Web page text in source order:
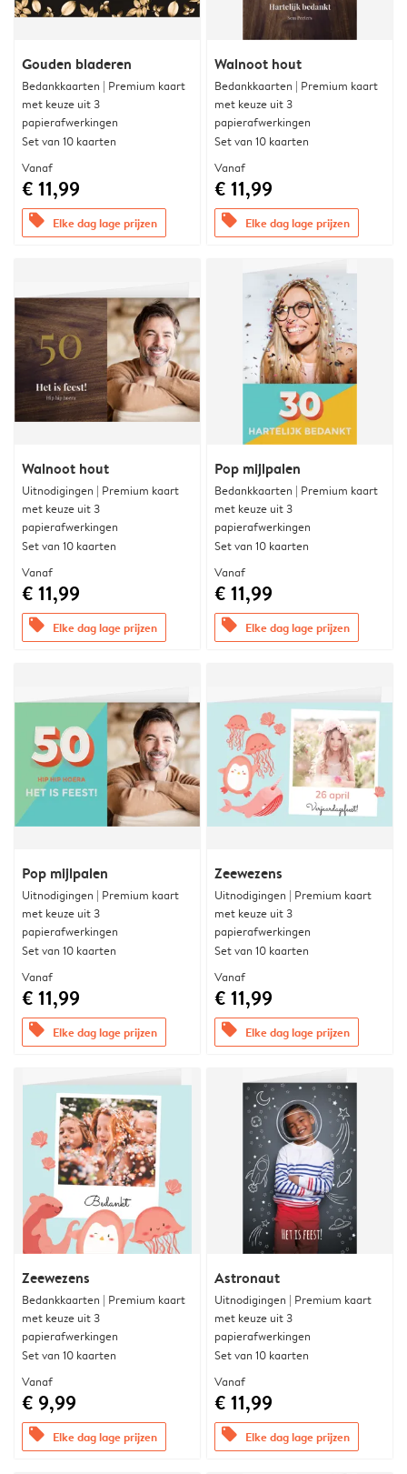
Gouden bladeren
Bedankkaarten | Premium kaart
met keuze uit 3
papierafwerkingen
Set van 10 kaarten
Vanaf
€ 11,99
offers Elke dag lage prijzen
Walnoot hout
Bedankkaarten | Premium kaart
met keuze uit 3
papierafwerkingen
Set van 10 kaarten
Vanaf
€ 11,99
offers Elke dag lage prijzen
Walnoot hout
Uitnodigingen | Premium kaart
met keuze uit 3
papierafwerkingen
Set van 10 kaarten
Vanaf
€ 11,99
offers Elke dag lage prijzen
Pop mijlpalen
Bedankkaarten | Premium kaart
met keuze uit 3
papierafwerkingen
Set van 10 kaarten
Vanaf
€ 11,99
offers Elke dag lage prijzen
Pop mijlpalen
Uitnodigingen | Premium kaart
met keuze uit 3
papierafwerkingen
Set van 10 kaarten
Vanaf
€ 11,99
offers Elke dag lage prijzen
Zeewezens
Uitnodigingen | Premium kaart
met keuze uit 3
papierafwerkingen
Set van 10 kaarten
Vanaf
€ 11,99
offers Elke dag lage prijzen
Zeewezens
Bedankkaarten | Premium kaart
met keuze uit 3
papierafwerkingen
Set van 10 kaarten
Vanaf
€ 9,99
offers Elke dag lage prijzen
Astronaut
Uitnodigingen | Premium kaart
met keuze uit 3
papierafwerkingen
Set van 10 kaarten
Vanaf
€ 11,99
offers Elke dag lage prijzen